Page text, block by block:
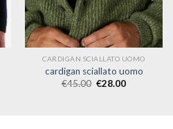
CARDIGAN SCIALLATO UOMO
cardigan sciallato uomo
€45.00 €28.00